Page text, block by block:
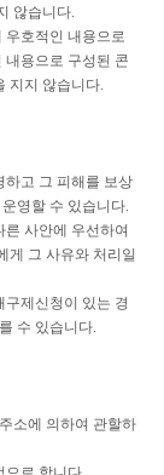
않습니다.
우호적인 내용으로
내용으로 구성된 콘
지지 않습니다.
하고 그 피해를 보상
운영할 수 있습니다.
사안에 우선하여
게 그 사유와 처리일
구제신청이 있는 경
수 있습니다.
소에 의하여 관할하